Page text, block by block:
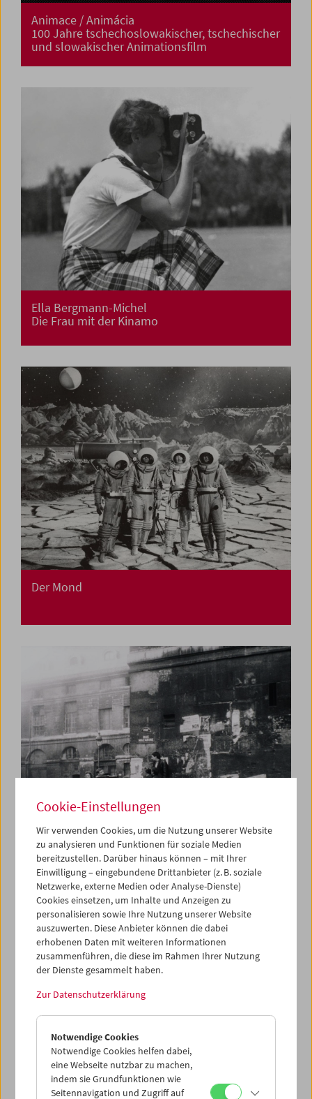
Animace / Animácia
100 Jahre tschechoslowakischer, tschechischer
und slowakischer Animationsfilm
Ella Bergmann-Michel
Die Frau mit der Kinamo
Der Mond
Buchpräsentation und Filme: "Guy Debord –
Das filmische Gesamtwerk"
Cookie-Einstellungen
Wir verwenden Cookies, um die Nutzung unserer Website
zu analysieren und Funktionen für soziale Medien
bereitzustellen. Darüber hinaus können – mit Ihrer
Einwilligung – eingebundene Drittanbieter (z. B. soziale
Netzwerke, externe Medien oder Analyse-Dienste)
Cookies einsetzen, um Inhalte und Anzeigen zu
personalisieren sowie Ihre Nutzung unserer Website
auszuwerten. Diese Anbieter können die dabei
erhobenen Daten mit weiteren Informationen
zusammenführen, die diese im Rahmen Ihrer Nutzung
der Dienste gesammelt haben.
Zur Datenschutzerklärung
Notwendige Cookies
Notwendige Cookies helfen dabei,
eine Webseite nutzbar zu machen,
indem sie Grundfunktionen wie
Seitennavigation und Zugriff auf